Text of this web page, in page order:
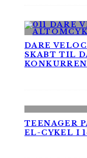
DARE
SKABT TIL
TEENAGER
EL-CYKEL I